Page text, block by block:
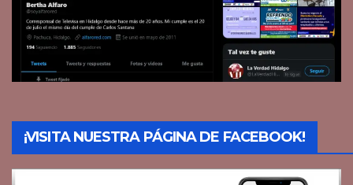
¡VISITA NUESTRA PÁGINA DE FACEBOOK!